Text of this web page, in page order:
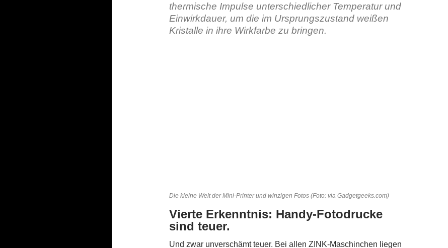
thermische Impulse unterschiedlicher Temperatur und
Einwirkdauer, um die im Ursprungszustand weißen
Kristalle in ihre Wirkfarbe zu bringen.
Die kleine Welt der Mini-Printer und winzigen Fotos (Foto: via Gadgetgeeks.com)
Vierte Erkenntnis: Handy-Fotodrucke
sind teuer.
Und zwar unverschämt teuer. Bei allen ZINK-Maschinchen liegen